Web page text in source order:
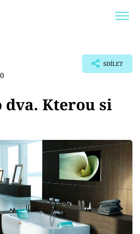
SDÍLET
dva. Kterou si